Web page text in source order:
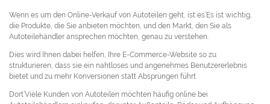
Wenn es um den Online-Verkauf von Autoteilen geht, ist es’Es ist wichtig,
die Produkte, die Sie anbieten möchten, und den Markt, den Sie als
Autoteilehändler ansprechen möchten, genau zu verstehen.
Dies wird Ihnen dabei helfen, Ihre E-Commerce-Website so zu
strukturieren, dass sie ein nahtloses und angenehmes Benutzererlebnis
bietet und zu mehr Konversionen statt Absprüngen führt.
Dort’Viele Kunden von Autoteilen möchten häufig online bei